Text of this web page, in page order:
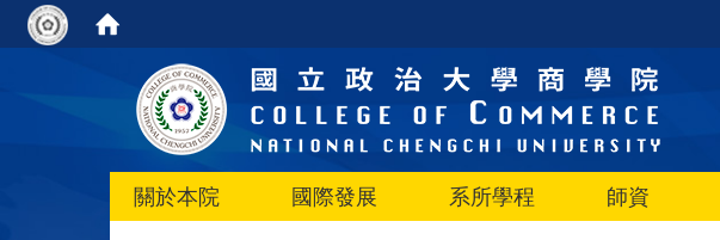
關於本院 國際發展 系所學程 師資